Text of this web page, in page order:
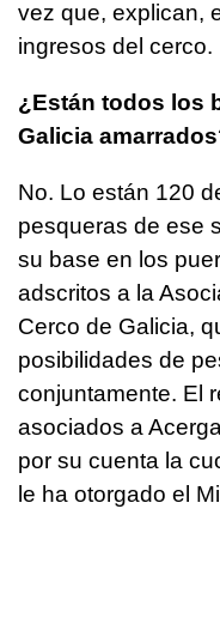
vez que, explican,
ingresos del cerco.
¿Están todos los
Galicia
No. Lo están 120
pesqueras de ese
su base en los
adscritos a la
Cerco de Galicia,
posibilidades de
conjuntamente. El
asociados a
por su cuenta la
le ha otorgado el